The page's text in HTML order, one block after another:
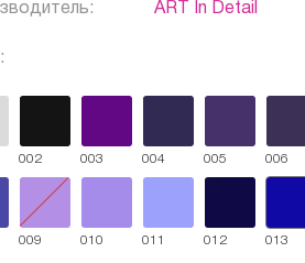
ART In Detail
002 003 004 005 006
009 010 011 012 013